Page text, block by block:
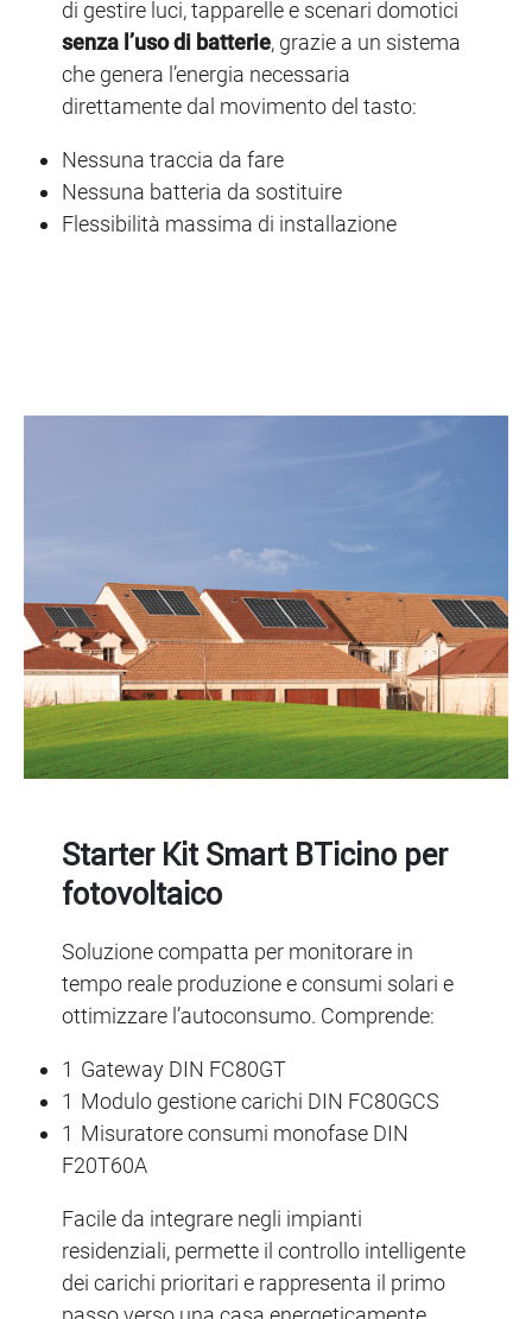
di gestire luci, tapparelle e scenari domotici
senza l’uso di batterie, grazie a un sistema
che genera l’energia necessaria
direttamente dal movimento del tasto:
Nessuna traccia da fare
Nessuna batteria da sostituire
Flessibilità massima di installazione
Starter Kit Smart BTicino per
fotovoltaico
Soluzione compatta per monitorare in
tempo reale produzione e consumi solari e
ottimizzare l’autoconsumo. Comprende:
1 Gateway DIN FC80GT
1 Modulo gestione carichi DIN FC80GCS
1 Misuratore consumi monofase DIN
F20T60A
Facile da integrare negli impianti
residenziali, permette il controllo intelligente
dei carichi prioritari e rappresenta il primo